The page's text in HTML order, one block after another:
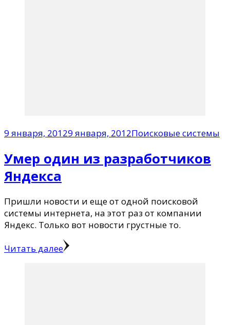
9 января, 20129 января, 2012Поисковые системы
Умер один из разработчиков
Яндекса
Пришли новости и еще от одной поисковой
системы интернета, на этот раз от компании
Яндекс. Только вот новости грустные то.
Читать далее